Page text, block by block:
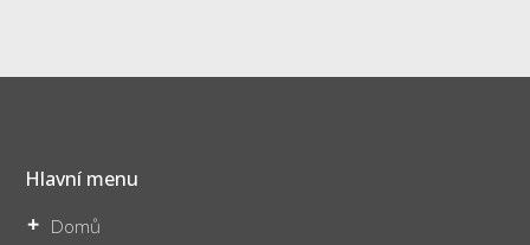
Hlavní menu
Domů